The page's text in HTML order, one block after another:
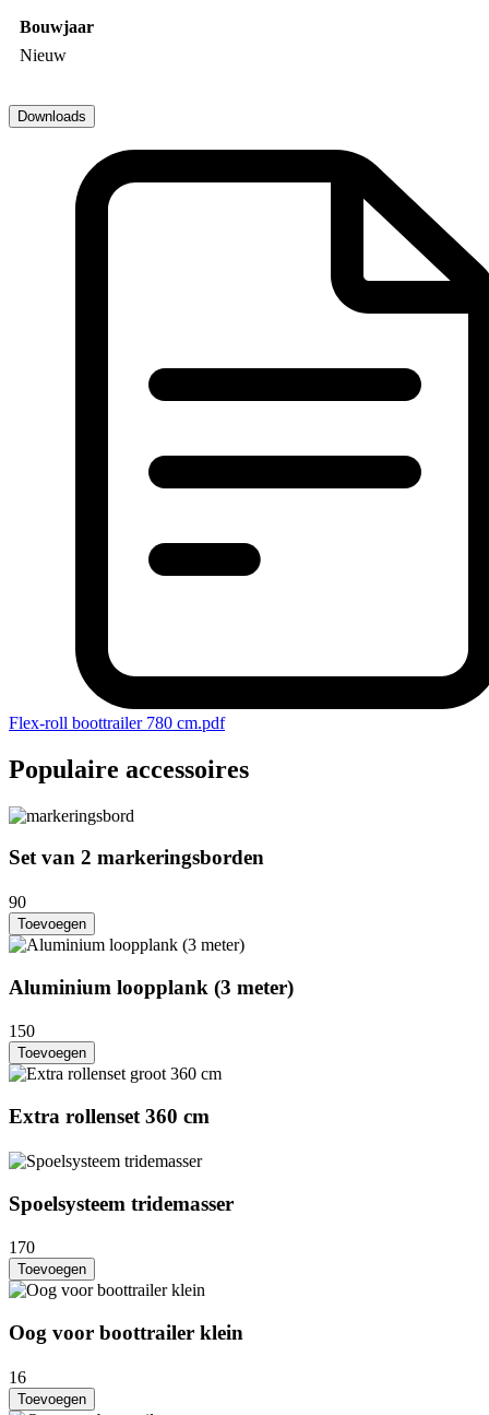
Bouwjaar
Nieuw
Downloads
Flex-roll boottrailer 780 cm.pdf
Populaire accessoires
Set van 2 markeringsborden
90
Toevoegen
Aluminium loopplank (3 meter)
150
Toevoegen
Extra rollenset 360 cm
Spoelsysteem tridemasser
170
Toevoegen
Oog voor boottrailer klein
16
Toevoegen